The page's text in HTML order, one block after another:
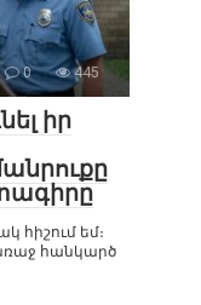
0 445
իր
հիշում եմ։
հանկարծ